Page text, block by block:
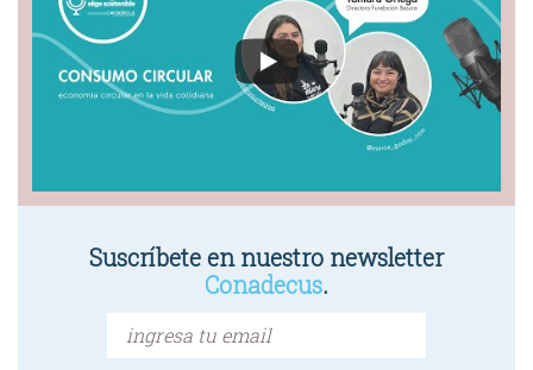
Suscríbete en nuestro newsletter
Conadecus.